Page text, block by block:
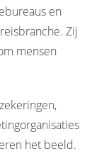
en
Zij
mensen
het beeld.